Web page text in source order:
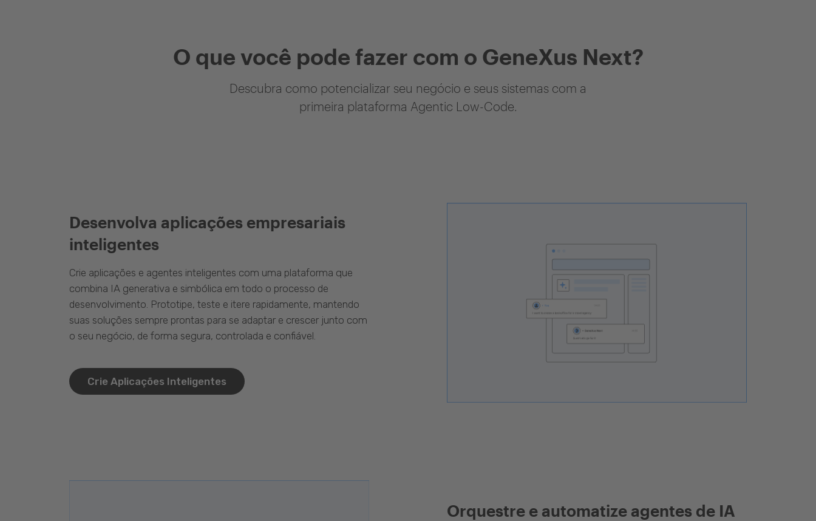
O que você pode fazer com o GeneXus Next?
Descubra como potencializar seu negócio e seus sistemas com a
primeira plataforma Agentic Low-Code.
Desenvolva aplicações empresariais
inteligentes
Crie aplicações e agentes inteligentes com uma plataforma que
combina IA generativa e simbólica em todo o processo de
desenvolvimento. Prototipe, teste e itere rapidamente, mantendo
suas soluções sempre prontas para se adaptar e crescer junto com
o seu negócio, de forma segura, controlada e confiável.
Crie Aplicações Inteligentes
Orquestre e automatize agentes de IA